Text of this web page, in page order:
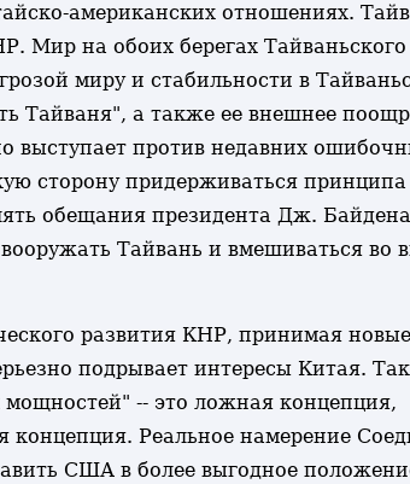
американских отношениях.
Мир на обоих берегах
миру и стабильности в
Тайваня", а также ее внешнее
выступает против недавних
сторону придерживаться принципа
обещания президента Дж. Байдена
Тайвань и вмешиваться во
развития КНР, принимая
подрывает интересы Китая.
-- это ложная концепция,
концепция. Реальное намерение
США в более выгодное